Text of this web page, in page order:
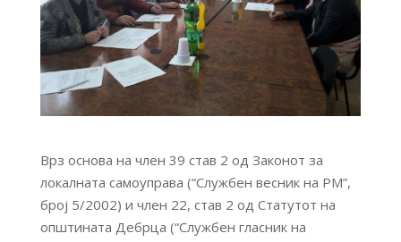
Врз основа на член 39 став 2 од Законот за
локалната самоуправа (“Службен весник на РМ”,
број 5/2002) и член 22, став 2 од Статутот на
општината Дебрца (“Службен гласник на